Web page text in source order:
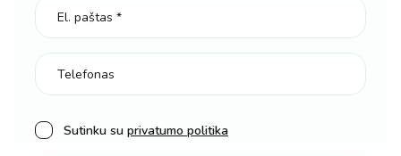
Sutinku su privatumo politika